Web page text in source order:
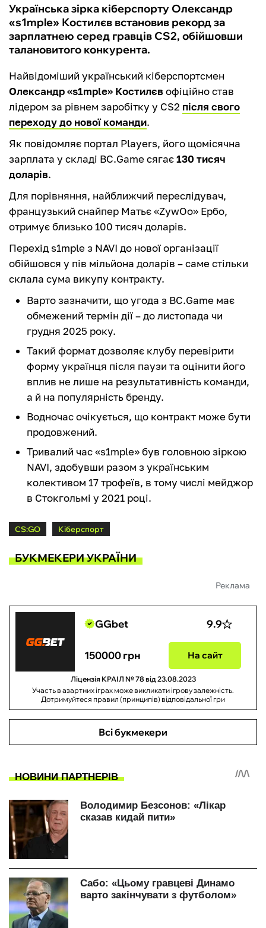
Українська зірка кіберспорту Олександр
«s1mple» Костилєв встановив рекорд за
зарплатнею серед гравців CS2, обійшовши
талановитого конкурента.
Найвідоміший український кіберспортсмен
Олександр «s1mple» Костилєвофіційно став
лідером за рівнем заробітку у CS2 після свого
переходу до нової команди.
Як повідомляє портал Players, його щомісячна
зарплата у складі BC.Game сягає130 тисяч
доларів.
Для порівняння, найближчий переслідувач,
французький снайпер Матьє «ZywOo» Ербо,
отримує близько 100 тисяч доларів.
Перехід s1mple з NAVI до нової організації
обійшовся у пів мільйона доларів – саме стільки
склала сума викупу контракту.
Варто зазначити, що угода з BC.Game має
обмежений термін дії – до листопада чи
грудня 2025 року.
Такий формат дозволяє клубу перевірити
форму українця після паузи та оцінити його
вплив не лише на результативність команди,
а й на популярність бренду.
Водночас очікується, що контракт може бути
продовжений.
Тривалий час «s1mple» був головною зіркою
NAVI, здобувши разом з українським
колективом 17 трофеїв, в тому числі мейджор
в Стокгольмі у 2021 році.
CS:GO Кіберспорт
БУКМЕКЕРИ УКРАЇНИ
Реклама
GGbet 9.9
150000 грн На сайт
Ліцензія КРАІЛ № 78 від 23.08.2023
Участь в азартних іграх може викликати ігрову залежність.
Дотримуйтеся правил (принципів) відповідальної гри
Всі букмекери